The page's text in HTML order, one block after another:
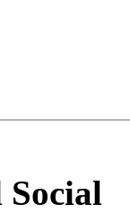
Social